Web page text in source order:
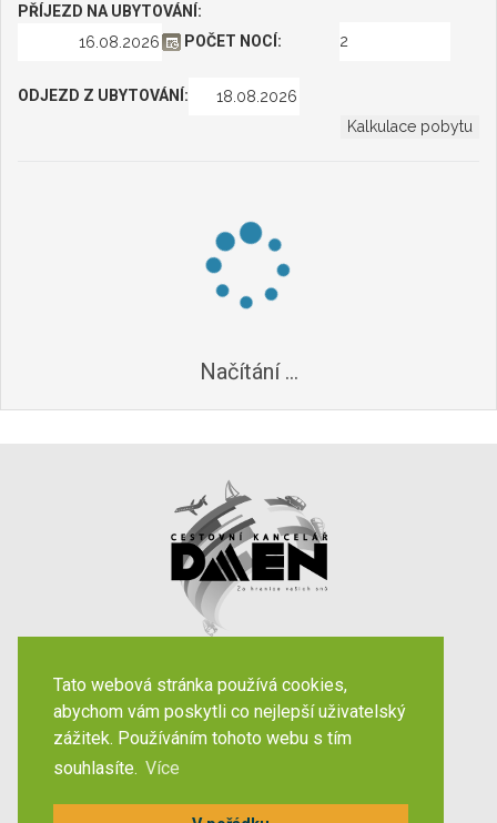
Tato webová stránka používá cookies,
abychom vám poskytli co nejlepší uživatelský
zážitek. Používáním tohoto webu s tím
souhlasíte. Více
PŘÍJEZD NA UBYTOVÁNÍ:
POČET NOCÍ:
ODJEZD Z UBYTOVÁNÍ:
Načítání ...
Váš spolehlivý partner již
Destinace
Maďarsko Česko